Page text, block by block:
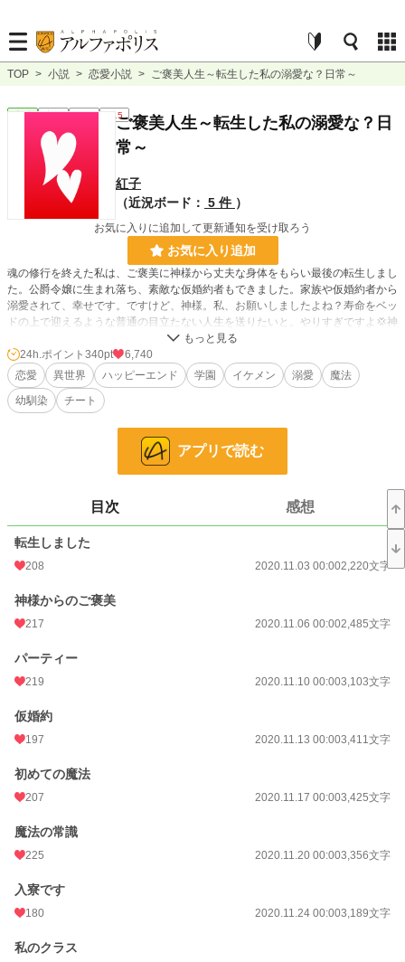
TOP > 小説 > 恋愛小説 > ご褒美人生～転生した私の溺愛な？日常～
恋愛 完結 長編 R15ご褒美人生～転生した私の溺愛な？日
常～
紅子
（近況ボード： 5 件 ）
お気に入りに追加して更新通知を受け取ろう
お気に入り追加
魂の修行を終えた私は、ご褒美に神様から丈夫な身体をもらい最後の転生しまし
た。公爵令嬢に生まれ落ち、素敵な仮婚約者もできました。家族や仮婚約者から
溺愛されて、幸せです。ですけど、神様。私、お願いしましたよね？寿命をベッ
ドの上で迎えるような普通の目立たない人生を送りたいと。やりすぎですよ💢神
自己満足の世界に付き、合わないと感じた方は読むのをお止めください。設定ゆ
るゆるの思い付き、ご都合主義で書いているため、深い内容ではありません。さ
らっと読みたい方向けです。矛盾点などあったらごめんなさい(>_<)
小説
恋愛 2,197 位 / 66,375 件
24h.ポイント
初回完結日時
週間ポイント
月間ポイント
年間ポイント
累計ポイント
24h.ポイント 340pt
6,740
恋愛
異世界 ハッピーエンド 学園 イケメン 溺愛
魔法
幼馴染
チート
アプリで読む
目次 感想
転生しました
208 2020.11.03 00:002,220文字
神様からのご褒美
217 2020.11.06 00:002,485文字
パーティー
219 2020.11.10 00:003,103文字
仮婚約
197 2020.11.13 00:003,411文字
初めての魔法
207 2020.11.17 00:003,425文字
魔法の常識
225 2020.11.20 00:003,356文字
入寮です
180 2020.11.24 00:003,189文字
私のクラス